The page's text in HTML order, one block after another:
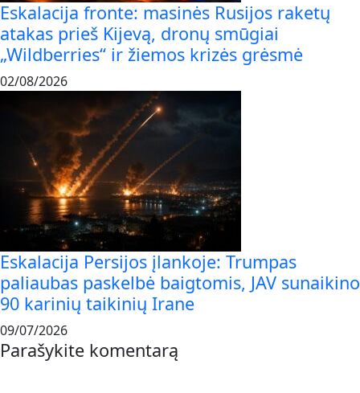
Eskalacija fronte: masinės Rusijos raketų
atakas prieš Kijevą, dronų smūgiai
„Wildberries“ ir žiemos krizės grėsmė
02/08/2026
Eskalacija Persijos įlankoje: Trumpas
paliaubas paskelbė baigtomis, JAV sunaikino
90 karinių taikinių Irane
09/07/2026
Parašykite komentarą